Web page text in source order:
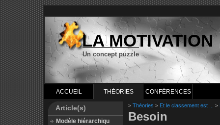
LA MOTIVATION
Un concept puzzle
ACCUEIL THÉORIES CONFÉRENCES
Article(s)
Modèle hiérarchiqu
> Théories > Et le classement est ... >
Besoin